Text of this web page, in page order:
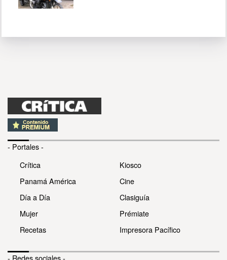
- Portales -
Crítica
Panamá América
Día a Día
Mujer
Recetas
Kiosco
Cine
Clasiguía
Prémiate
Impresora Pacífico